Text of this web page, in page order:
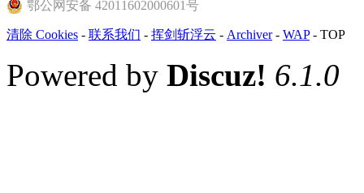
鄂公网安备 42011602000601号
清除 Cookies - 联系我们 - 挥剑斩浮云 - Archiver- WAP- TOP
Powered by Discuz! 6.1.0